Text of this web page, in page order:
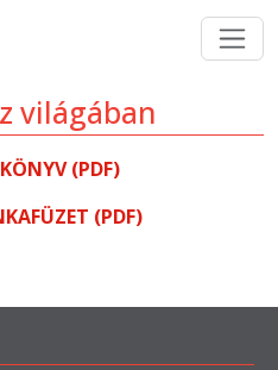
világában
(PDF)
(PDF)